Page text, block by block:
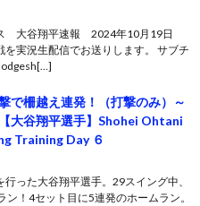
大谷翔平速報 2024年10月19日
を実況生配信でお送りします。 サブチ
で柵越え連発！（打撃のみ）～
大谷翔平選手】Shohei Ohtani
Training Day ６
行った大谷翔平選手。29スイング中、
ン！4セット目に5連発のホームラン。